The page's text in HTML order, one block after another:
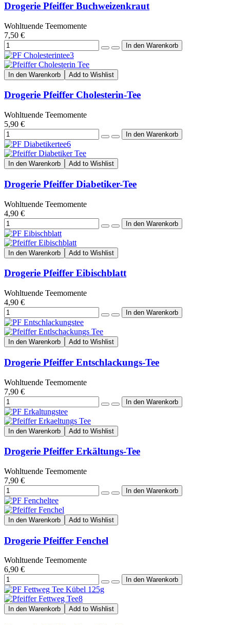
Drogerie Pfeiffer Buchweizenkraut
Wohltuende Teemomente
7,50 €
In den Warenkorb Add to Wishlist
Drogerie Pfeiffer Cholesterin-Tee
Wohltuende Teemomente
5,90 €
In den Warenkorb Add to Wishlist
Drogerie Pfeiffer Diabetiker-Tee
Wohltuende Teemomente
4,90 €
In den Warenkorb Add to Wishlist
Drogerie Pfeiffer Eibischblatt
Wohltuende Teemomente
4,90 €
In den Warenkorb Add to Wishlist
Drogerie Pfeiffer Entschlackungs-Tee
Wohltuende Teemomente
7,90 €
In den Warenkorb Add to Wishlist
Drogerie Pfeiffer Erkältungs-Tee
Wohltuende Teemomente
7,90 €
In den Warenkorb Add to Wishlist
Drogerie Pfeiffer Fenchel
Wohltuende Teemomente
6,90 €
In den Warenkorb Add to Wishlist